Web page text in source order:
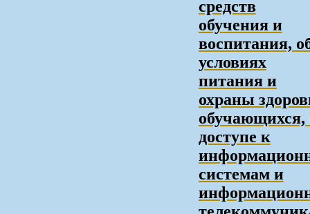
средств
обучения и
воспитания,
условиях
питания и
охраны
обучающихся,
доступе к
системам и